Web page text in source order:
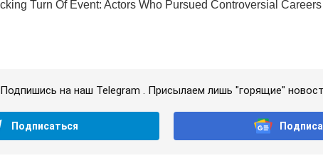
Подпишись на наш Telegram . Присылаем лишь "горящие"
Подписаться